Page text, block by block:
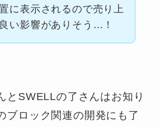
に表示されるので売り上
い影響がありそう…！
とSWELLの了さんはお知り
ブロック関連の開発にも了